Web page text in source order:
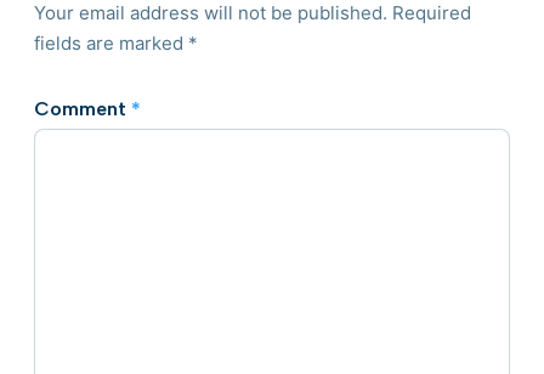
Your email address will not be published. Required
fields are marked *
Comment *